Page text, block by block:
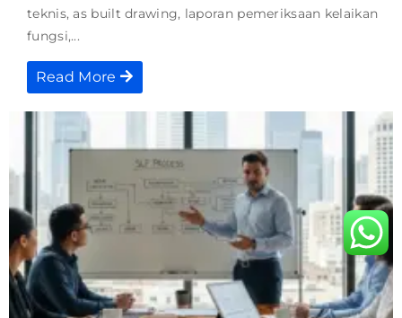
teknis, as built drawing, laporan pemeriksaan kelaikan
fungsi,...
Read More